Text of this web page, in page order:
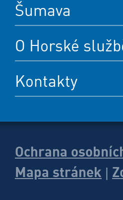
Šumava
O Horské
Kontakty
Ochrana
Mapa stránek